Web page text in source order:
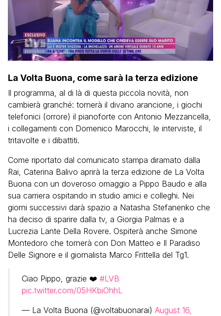
La Volta Buona, come sarà la terza edizione
Il programma, al di là di questa piccola novità, non
cambierà granché: tornerà il divano arancione, i giochi
telefonici (orrore) il pianoforte con Antonio Mezzancella,
i collegamenti con Domenico Marocchi, le interviste, il
tritavolte e i dibattiti.
Come riportato dal comunicato stampa diramato dalla
Rai, Caterina Balivo aprirà la terza edizione de La Volta
Buona con un doveroso omaggio a Pippo Baudo e alla
sua carriera ospitando in studio amici e colleghi. Nei
giorni successivi darà spazio a Natasha Stefanenko che
ha deciso di sparire dalla tv, a Giorgia Palmas e a
Lucrezia Lante Della Rovere. Ospiterà anche Simone
Montedoro che tornerà con Don Matteo e Il Paradiso
Delle Signore e il giornalista Marco Frittella del Tg1.
Ciao Pippo, grazie ❤️ #LVB
pic.twitter.com/05HKbiOhhL
— La Volta Buona (@voltabuonarai) August 16,